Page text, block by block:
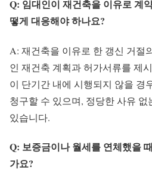
Q: 임대인이 재건축을 이유로 계
떻게 대응해야 하나요?
A: 재건축을 이유로 한 갱신 거절
인 재건축 계획과 허가서류를 제
이 단기간 내에 시행되지 않을 경
청구할 수 있으며, 정당한 사유
있습니다.
Q: 보증금이나 월세를 연체했을
가요?